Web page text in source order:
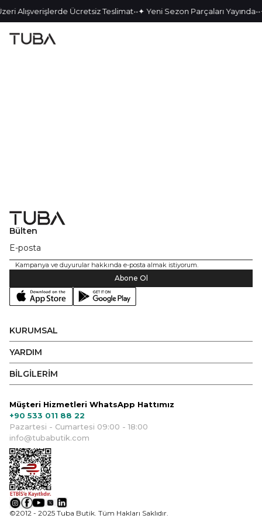
Alışverişlerde Ücretsiz Teslimat••✦ Yeni Sezon Parçaları Yayında••
Bülten
Kampanya ve duyurular hakkında e-posta almak istiyorum.
Abone Ol
KURUMSAL
YARDIM
BİLGİLERİM
Müşteri Hizmetleri WhatsApp Hattımız
+90 533 011 88 22
Pazartesi - Cumartesi 09:00 - 18:00
info@tubabutik.com
©2012 - 2025 Tuba Butik. Tüm Hakları Saklıdır.